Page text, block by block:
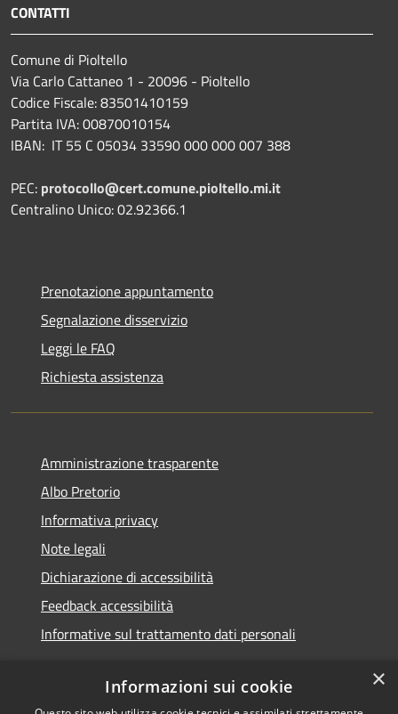
CONTATTI
Comune di Pioltello
Via Carlo Cattaneo 1 - 20096 - Pioltello
Codice Fiscale: 83501410159
Partita IVA: 00870010154
IBAN: IT 55 C 05034 33590 000 000 007 388
PEC: protocollo@cert.comune.pioltello.mi.it
Centralino Unico: 02.92366.1
Prenotazione appuntamento
Segnalazione disservizio
Leggi le FAQ
Richiesta assistenza
Amministrazione trasparente
Albo Pretorio
Informativa privacy
Note legali
Dichiarazione di accessibilità
Feedback accessibilità
Informative sul trattamento dati personali
×
Informazioni sui cookie